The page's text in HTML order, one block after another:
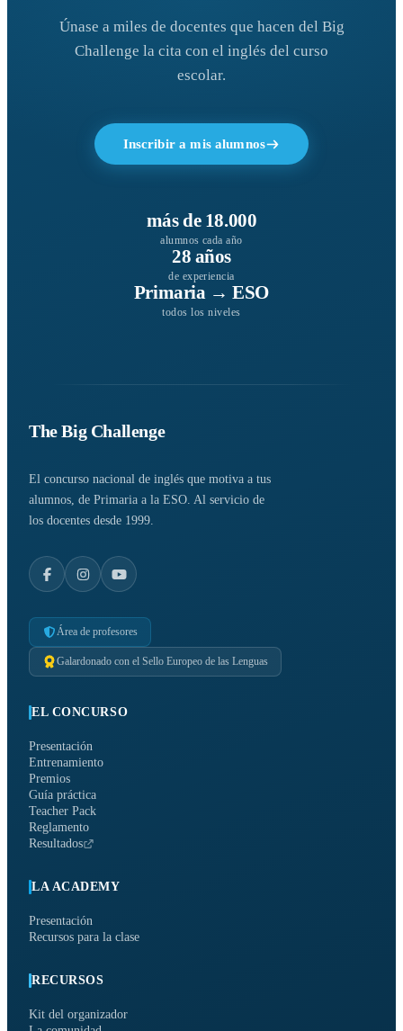
Únase a miles de docentes que hacen del Big
Challenge la cita con el inglés del curso
escolar.
Inscribir a mis alumnos
más de 18.000
alumnos cada año
28 años
de experiencia
Primaria → ESO
todos los niveles
The Big Challenge
El concurso nacional de inglés que motiva a tus
alumnos, de Primaria a la ESO. Al servicio de
los docentes desde 1999.
Área de profesores
Galardonado con el Sello Europeo de las Lenguas
EL CONCURSO
Presentación
Entrenamiento
Premios
Guía práctica
Teacher Pack
Reglamento
Resultados
LA ACADEMY
Presentación
Recursos para la clase
RECURSOS
Kit del organizador